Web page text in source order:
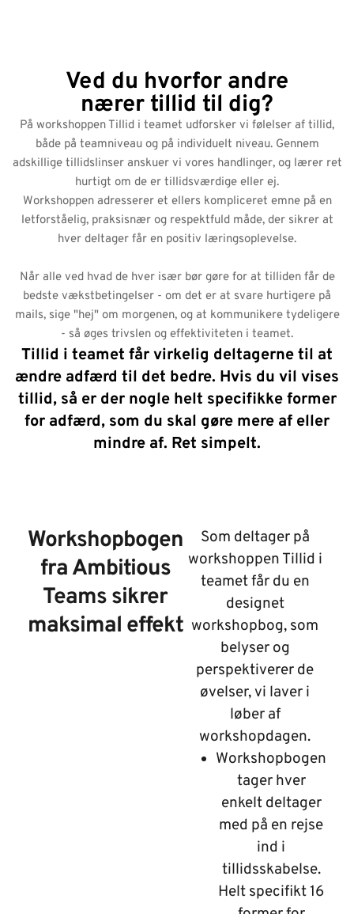
Ved du hvorfor andre
nærer tillid til dig?
På workshoppen Tillid i teamet udforsker vi følelser af tillid,
både på teamniveau og på individuelt niveau. Gennem
adskillige tillidslinser anskuer vi vores handlinger, og lærer ret
hurtigt om de er tillidsværdige eller ej.
Workshoppen adresserer et ellers kompliceret emne på en
letforståelig, praksisnær og respektfuld måde, der sikrer at
hver deltager får en positiv læringsoplevelse.
Når alle ved hvad de hver især bør gøre for at tilliden får de
bedste vækstbetingelser - om det er at svare hurtigere på
mails, sige "hej" om morgenen, og at kommunikere tydeligere
- så øges trivslen og effektiviteten i teamet.
Tillid i teamet får virkelig deltagerne til at
ændre adfærd til det bedre. Hvis du vil vises
tillid, så er der nogle helt specifikke former
for adfærd, som du skal gøre mere af eller
mindre af. Ret simpelt.
Workshopbogen
fra Ambitious
Teams sikrer
maksimal effekt
Som deltager på
workshoppen Tillid i
teamet får du en
designet
workshopbog, som
belyser og
perspektiverer de
øvelser, vi laver i
løber af
workshopdagen.
Workshopbogen
tager hver
enkelt deltager
med på en rejse
ind i
tillidsskabelse.
Helt specifikt 16